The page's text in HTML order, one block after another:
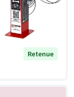
Retenue